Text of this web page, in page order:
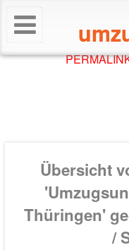
Übersicht
Thüringen'
/